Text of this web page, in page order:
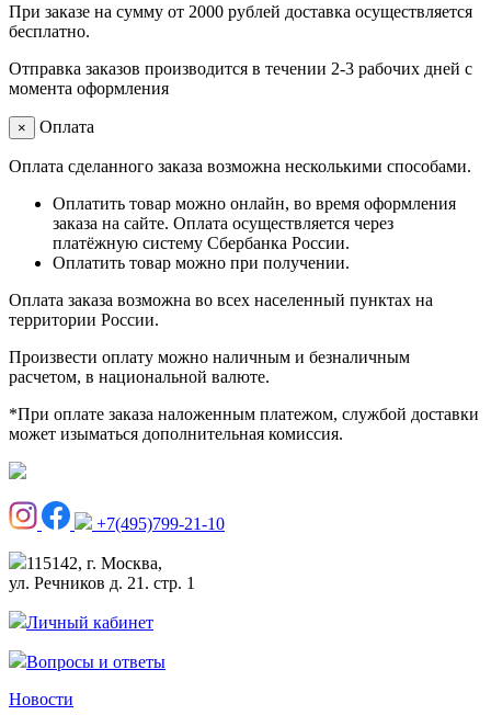
При заказе на сумму от 2000 рублей доставка осуществляется
бесплатно.
Отправка заказов производится в течении 2-3 рабочих дней с
момента оформления
× Оплата
Оплата сделанного заказа возможна несколькими способами.
Оплатить товар можно онлайн, во время оформления
заказа на сайте. Оплата осуществляется через
платёжную систему Сбербанка России.
Оплатить товар можно при получении.
Оплата заказа возможна во всех населенный пунктах на
территории России.
Произвести оплату можно наличным и безналичным
расчетом, в национальной валюте.
*При оплате заказа наложенным платежом, службой доставки
может изыматься дополнительная комиссия.
+7(495)799-21-10
115142, г. Москва,
ул. Речников д. 21. стр. 1
Личный кабинет
Вопросы и ответы
Новости